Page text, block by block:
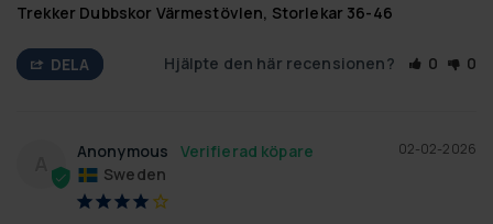
Trekker Dubbskor Värmestövlen, Storlekar 36-46
DELA Hjälpte den här recensionen? 0 0
02-02-2026
Anonymous
Sweden